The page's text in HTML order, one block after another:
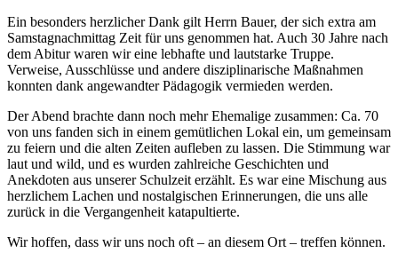
Ein besonders herzlicher Dank gilt Herrn Bauer, der sich extra am
Samstagnachmittag Zeit für uns genommen hat. Auch 30 Jahre nach
dem Abitur waren wir eine lebhafte und lautstarke Truppe.
Verweise, Ausschlüsse und andere disziplinarische Maßnahmen
konnten dank angewandter Pädagogik vermieden werden.
Der Abend brachte dann noch mehr Ehemalige zusammen: Ca. 70
von uns fanden sich in einem gemütlichen Lokal ein, um gemeinsam
zu feiern und die alten Zeiten aufleben zu lassen. Die Stimmung war
laut und wild, und es wurden zahlreiche Geschichten und
Anekdoten aus unserer Schulzeit erzählt. Es war eine Mischung aus
herzlichem Lachen und nostalgischen Erinnerungen, die uns alle
zurück in die Vergangenheit katapultierte.
Wir hoffen, dass wir uns noch oft – an diesem Ort – treffen können.